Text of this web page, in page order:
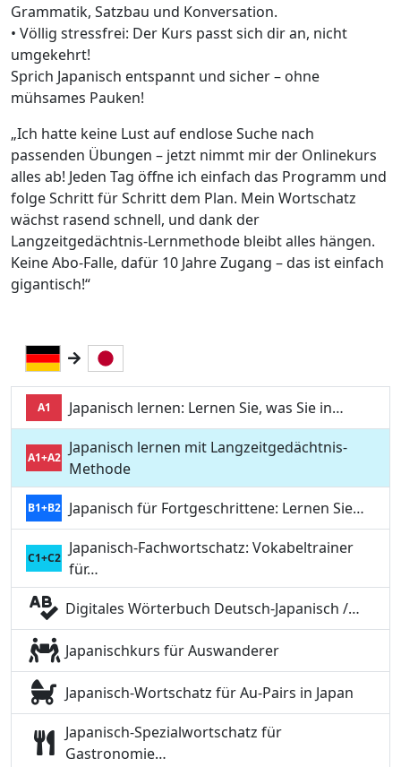
Grammatik, Satzbau und Konversation.
• Völlig stressfrei: Der Kurs passt sich dir an, nicht
umgekehrt!
Sprich Japanisch entspannt und sicher – ohne
mühsames Pauken!
„Ich hatte keine Lust auf endlose Suche nach
passenden Übungen – jetzt nimmt mir der Onlinekurs
alles ab! Jeden Tag öffne ich einfach das Programm und
folge Schritt für Schritt dem Plan. Mein Wortschatz
wächst rasend schnell, und dank der
Langzeitgedächtnis-Lernmethode bleibt alles hängen.
Keine Abo-Falle, dafür 10 Jahre Zugang – das ist einfach
gigantisch!“
A1 Japanisch lernen: Lernen Sie, was Sie in…
A1+A2
Japanisch lernen mit Langzeitgedächtnis-
Methode
B1+B2 Japanisch für Fortgeschrittene: Lernen Sie…
C1+C2
Japanisch-Fachwortschatz: Vokabeltrainer
für…
Digitales Wörterbuch Deutsch-Japanisch /…
Japanischkurs für Auswanderer
Japanisch-Wortschatz für Au-Pairs in Japan
Japanisch-Spezialwortschatz für
Gastronomie…